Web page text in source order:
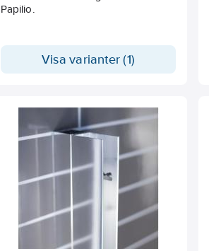
Papilio.
Visa varianter (1)